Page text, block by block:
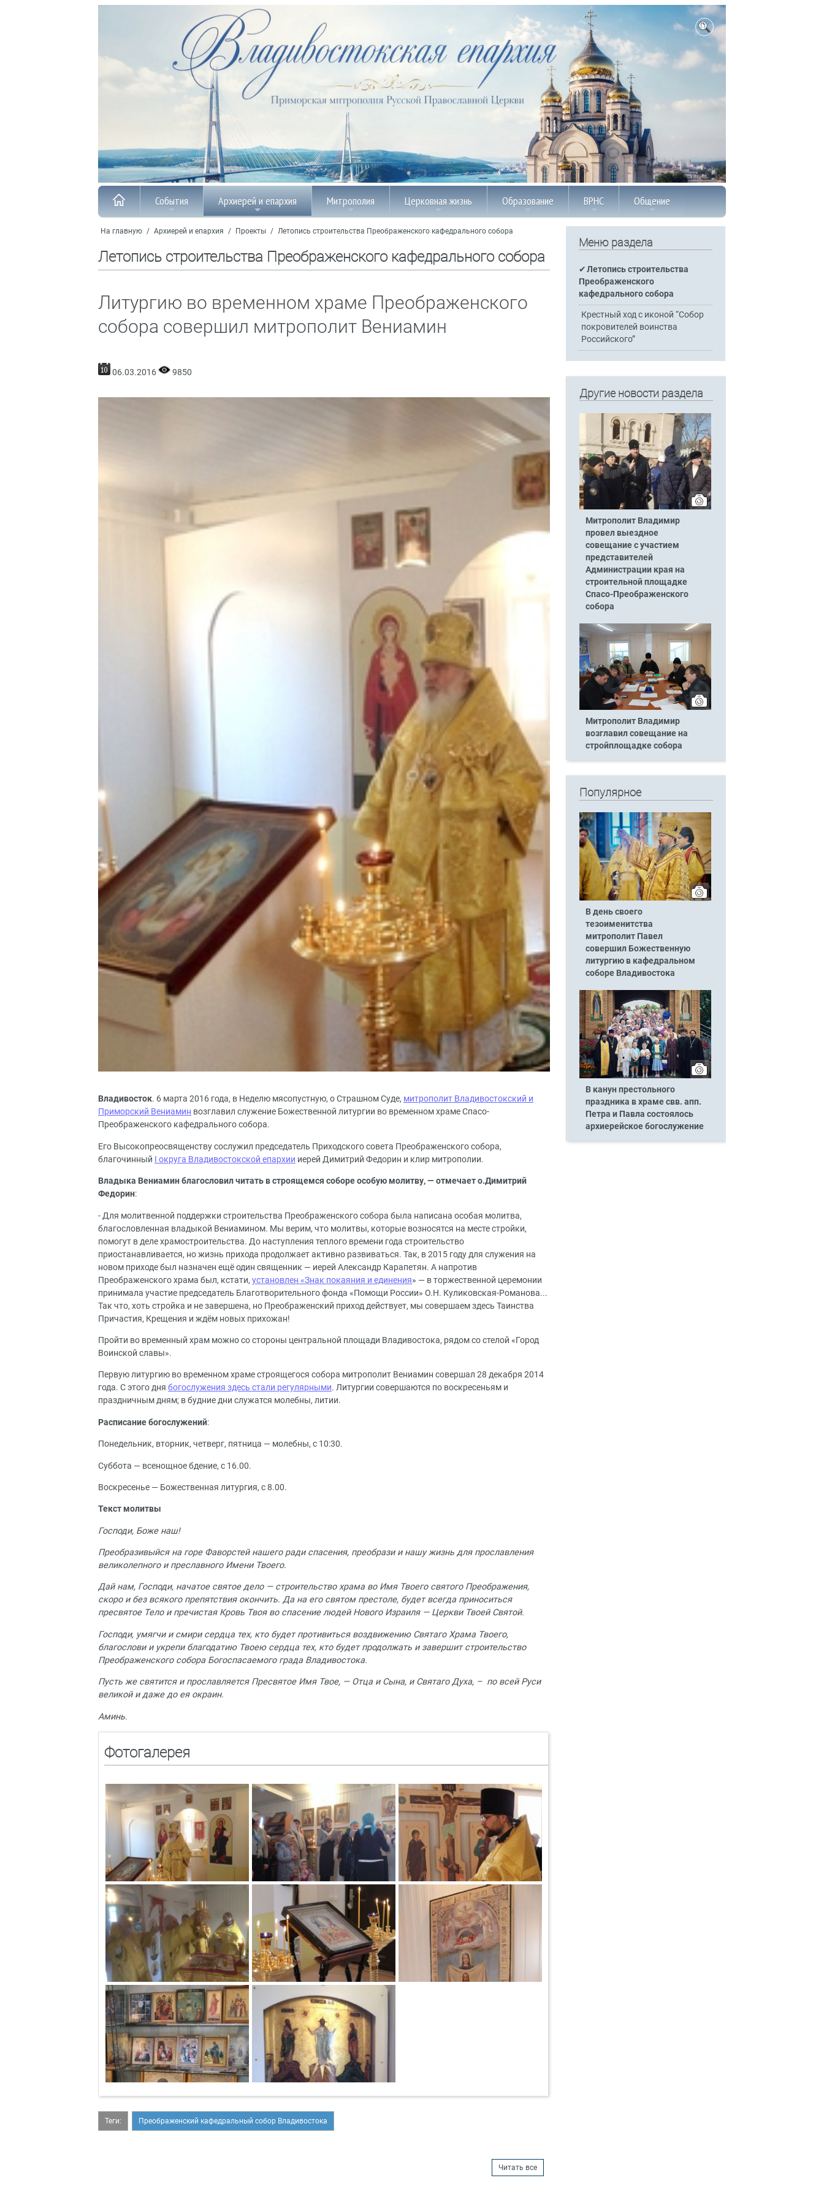
События Архиерей и епархия Митрополия Церковная жизнь Образование ВРНС Общение
На главную / Архиерей и епархия / Проекты / Летопись строительства Преображенского кафедрального собора
Летопись строительства Преображенского кафедрального собора
Литургию во временном храме Преображенского
собора совершил митрополит Вениамин
06.03.2016 9850
Владивосток. 6 марта 2016 года, в Неделю мясопустную, о Страшном Суде, митрополит Владивостокский и
Приморский Вениамин возглавил служение Божественной литургии во временном храме Спасо-
Преображенского кафедрального собора.
Его Высокопреосвященству сослужил председатель Приходского совета Преображенского собора,
благочинный I округа Владивостокской епархии иерей Димитрий Федорин и клир митрополии.
Владыка Вениамин благословил читать в строящемся соборе особую молитву, — отмечает о.Димитрий
Федорин:
- Для молитвенной поддержки строительства Преображенского собора была написана особая молитва,
благословленная владыкой Вениамином. Мы верим, что молитвы, которые возносятся на месте стройки,
помогут в деле храмостроительства. До наступления теплого времени года строительство
приостанавливается, но жизнь прихода продолжает активно развиваться. Так, в 2015 году для служения на
новом приходе был назначен ещё один священник — иерей Александр Карапетян. А напротив
Преображенского храма был, кстати, установлен «Знак покаяния и единения» — в торжественной церемонии
принимала участие председатель Благотворительного фонда «Помощи России» О.Н. Куликовская-Романова...
Так что, хоть стройка и не завершена, но Преображенский приход действует, мы совершаем здесь Таинства
Причастия, Крещения и ждём новых прихожан!
Пройти во временный храм можно со стороны центральной площади Владивостока, рядом со стелой «Город
Воинской славы».
Первую литургию во временном храме строящегося собора митрополит Вениамин совершал 28 декабря 2014
года. С этого дня богослужения здесь стали регулярными. Литургии совершаются по воскресеньям и
праздничным дням; в будние дни служатся молебны, литии.
Расписание богослужений:
Понедельник, вторник, четверг, пятница — молебны, с 10:30.
Суббота — всенощное бдение, с 16.00.
Воскресенье — Божественная литургия, с 8.00.
Текст молитвы
Господи, Боже наш!
Преобразивыйся на горе Фаворстей нашего ради спасения, преобрази и нашу жизнь для прославления
великолепного и преславного Имени Твоего.
Дай нам, Господи, начатое святое дело — строительство храма во Имя Твоего святого Преображения,
скоро и без всякого препятствия окончить. Да на его святом престоле, будет всегда приноситься
пресвятое Тело и пречистая Кровь Твоя во спасение людей Нового Израиля — Церкви Твоей Святой.
Господи, умягчи и смири сердца тех, кто будет противиться воздвижению Святаго Храма Твоего,
благослови и укрепи благодатию Твоею сердца тех, кто будет продолжать и завершит строительство
Преображенского собора Богоспасаемого града Владивостока.
Пусть же святится и прославляется Пресвятое Имя Твое, — Отца и Сына, и Святаго Духа, – по всей Руси
великой и даже до ея окраин.
Аминь.
Фотогалерея
Теги: Преображенский кафедральный собор Владивостока
Читать все
Меню раздела
Летопись строительства
Преображенского
кафедрального собора
Крестный ход с иконой “Собор
покровителей воинства
Российского”
Другие новости раздела
Митрополит Владимир
провел выездное
совещание с участием
представителей
Администрации края на
строительной площадке
Спасо-Преображенского
собора
Митрополит Владимир
возглавил совещание на
стройплощадке собора
Популярное
В день своего
тезоименитства
митрополит Павел
совершил Божественную
литургию в кафедральном
соборе Владивостока
В канун престольного
праздника в храме свв. апп.
Петра и Павла состоялось
архиерейское богослужение